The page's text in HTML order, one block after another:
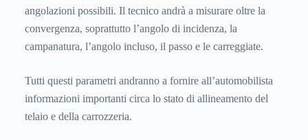
angolazioni possibili. Il tecnico andrà a misurare oltre la
convergenza, soprattutto l’angolo di incidenza, la
campanatura, l’angolo incluso, il passo e le carreggiate.
Tutti questi parametri andranno a fornire all’automobilista
informazioni importanti circa lo stato di allineamento del
telaio e della carrozzeria.